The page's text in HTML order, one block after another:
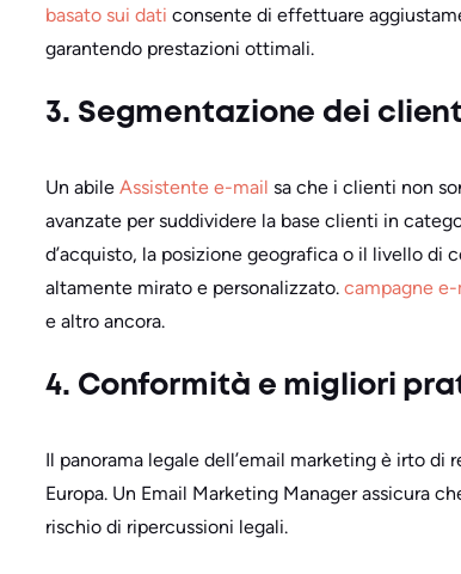
basato sui dati consente di effettuare
garantendo prestazioni ottimali.
3. Segmentazione dei
Un abile Assistente e-mail sa che i clienti non
avanzate per suddividere la base clienti in
d’acquisto, la posizione geografica o il livello di
altamente mirato e personalizzato. campagne e-
e altro ancora.
4. Conformità e migliori
Il panorama legale dell’email marketing è irto
Europa. Un Email Marketing Manager assicura
rischio di ripercussioni legali.